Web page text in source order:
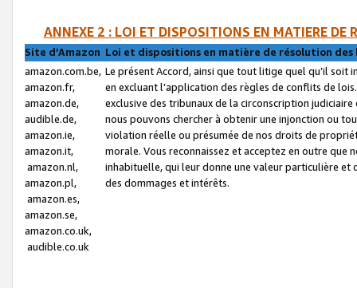
ANNEXE 2 : LOI ET DISPOSITIONS EN MATIERE DE
Site d’Amazon Loi et dispositions en matière de résolution
amazon.com.be,
amazon.fr,
amazon.de,
audible.de,
amazon.ie,
amazon.it,
amazon.nl,
amazon.pl,
amazon.es,
amazon.se,
amazon.co.uk,
audible.co.uk
Le présent Accord, ainsi que tout litige quel qu’il soit
en excluant l’application des règles de conflits de
exclusive des tribunaux de la circonscription
nous pouvons chercher à obtenir une injonction ou
violation réelle ou présumée de nos droits de
morale. Vous reconnaissez et acceptez en outre que
inhabituelle, qui leur donne une valeur particulière
des dommages et intérêts.